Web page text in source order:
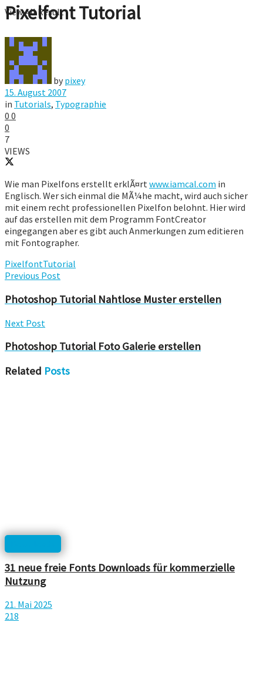
View All Result
Pixelfont Tutorial
by pixey
15. August 2007
in Tutorials, Typographie
0 0
0
7
VIEWS
Wie man Pixelfons erstellt erklÃ¤rtwww.iamcal.com in
Englisch. Wer sich einmal die MÃ¼he macht, wird auch sicher
mit einem recht professionellen Pixelfon belohnt. Hier wird
auf das erstellen mit dem Programm FontCreator
eingegangen aber es gibt auch Anmerkungen zum editieren
mit Fontographer.
PixelfontTutorial
Previous Post
Photoshop Tutorial Nahtlose Muster erstellen
Next Post
Photoshop Tutorial Foto Galerie erstellen
Related Posts
31 neue freie Fonts Downloads für kommerzielle
Nutzung
21. Mai 2025
218